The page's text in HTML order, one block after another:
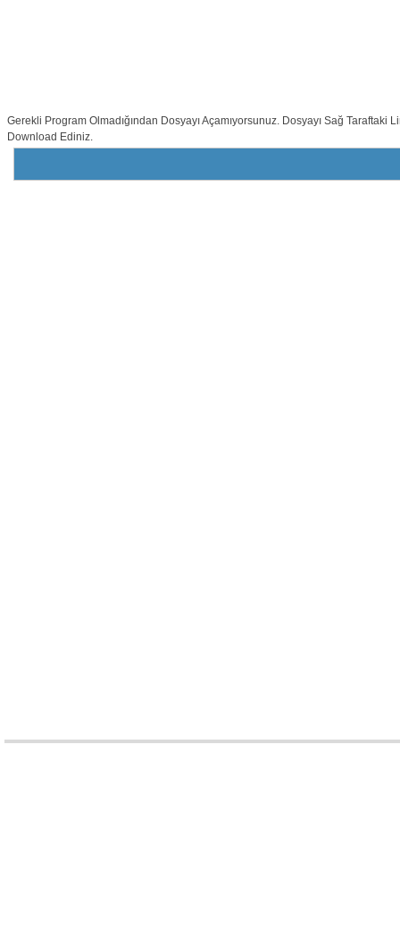
Gerekli Program Olmadığından Dosyayı Açamıyorsunuz. Dosyayı Sağ Taraftaki
Download Ediniz.